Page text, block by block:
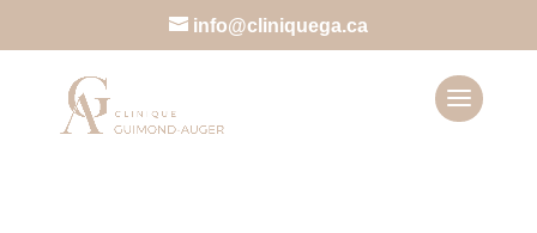
info@cliniquega.ca